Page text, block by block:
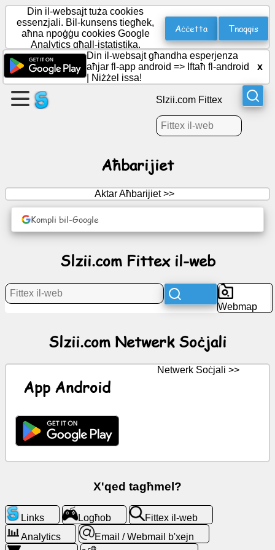
Oħloq
paġna
Oħloq
grupp
Divertiment
Aħbarijiet
Kuntatti
Logħob
il-
web
Din il-websajt tuża cookies
essenzjali. Bil-kunsens tiegħek,
aħna npoġġu cookies Google
Analytics għall-istatistika.
Aċċetta Tnaqqis
Din il-websajt għandha esperjenza
aħjar fl-app android => Iftaħ fl-android
Niżżel issa!
x
Slzii.com Fittex
Aħbarijiet
Aktar Aħbarijiet >>
Kompli bil-Google
Slzii.com Fittex il-web
Webmap
Slzii.com Netwerk Soċjali
App Android
Netwerk Soċjali >>
X'qed tagħmel?
Links Logħob
Fittex il-web
Analytics
Email / Webmail b'xejn